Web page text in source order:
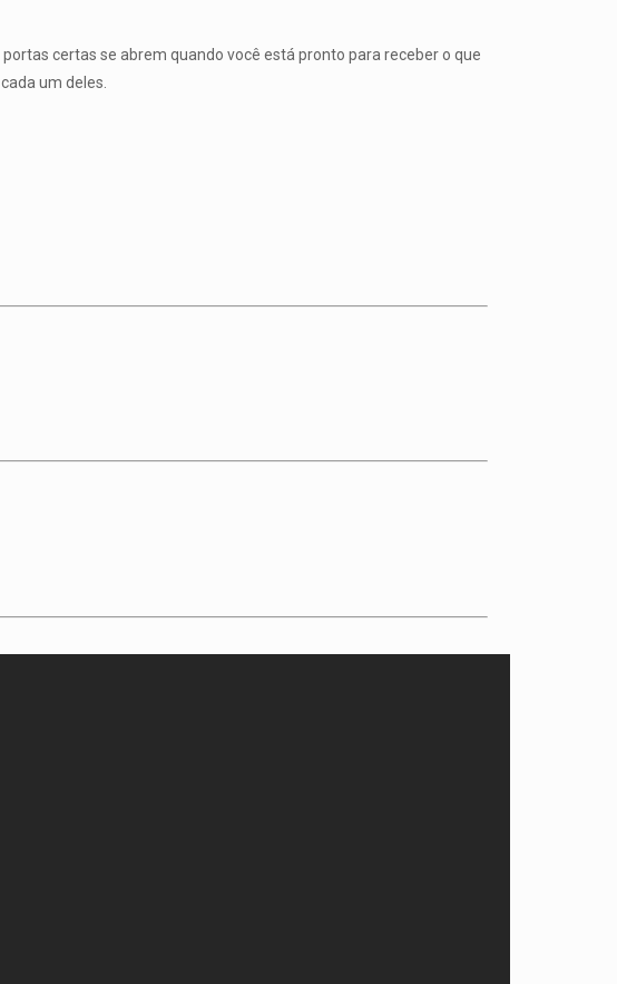
certas se abrem quando você está pronto para receber o que
um deles.